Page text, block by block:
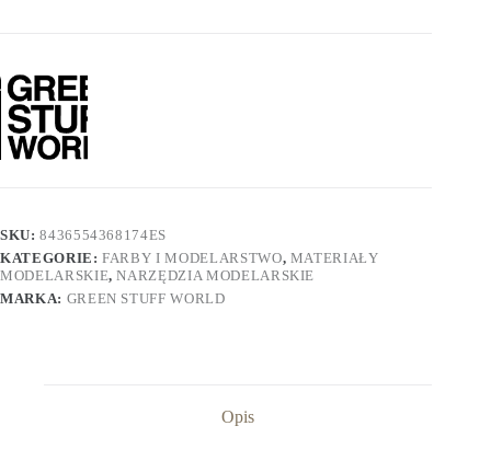
SKU:8436554368174ES
KATEGORIE:FARBY I MODELARSTWO, MATERIAŁY
MODELARSKIE,NARZĘDZIA MODELARSKIE
MARKA: GREEN STUFF WORLD
Opis